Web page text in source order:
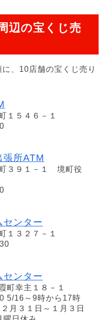
辺の宝くじ売
、10店舗の宝くじ売り
１５４６－１
張所ATM
３９１－１ 境町役
センター
１３２７－１
センター
町幸主１８－１
5/16～9時から17時
月３１日～１月３日